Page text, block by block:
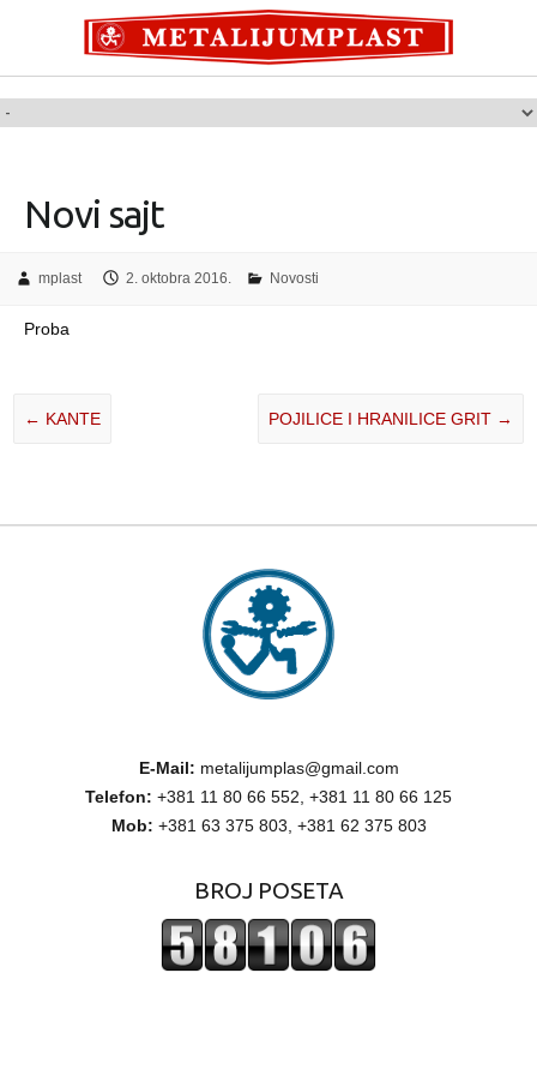
Novi sajt
mplast 2. oktobra 2016. Novosti
Proba
← KANTE POJILICE I HRANILICE GRIT →
E-Mail: metalijumplas@gmail.com
Telefon: +381 11 80 66 552, +381 11 80 66 125
Mob: +381 63 375 803, +381 62 375 803
BROJ POSETA